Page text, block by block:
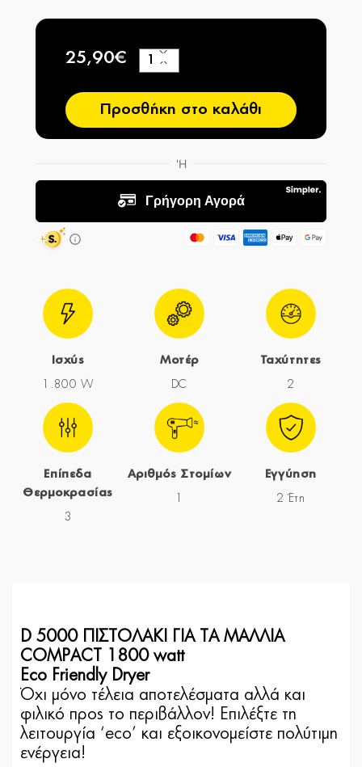
25,90€
−
+
Προσθήκη στο καλάθι
Ισχύς
1.800 W
Μοτέρ
DC
Ταχύτητες
2
Επίπεδα
Θερμοκρασίας
3
Αριθμός Στομίων Εγγύηση
2 Έτη
D 5000 ΠΙΣΤΟΛΑΚΙ ΓΙΑ ΤΑ ΜΑΛΛΙΑ
COMPACT 1800 watt
Eco Friendly Dryer
Όχι μόνο τέλεια αποτελέσματα αλλά και
φιλικό προς το περιβάλλον! Επιλέξτε τη
λειτουργία ‘eco’ και εξοικονομείστε πολύτιμη
ενέργεια!